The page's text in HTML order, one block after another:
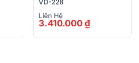
VD-228
3.410.000₫
Liên Hệ